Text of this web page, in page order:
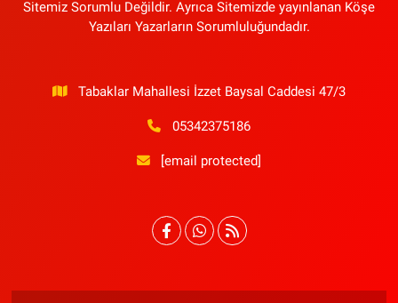
Sitemiz Sorumlu Değildir. Ayrıca Sitemizde yayınlanan Köşe
Yazıları Yazarların Sorumluluğundadır.
Tabaklar Mahallesi İzzet Baysal Caddesi 47/3
05342375186
[email protected]